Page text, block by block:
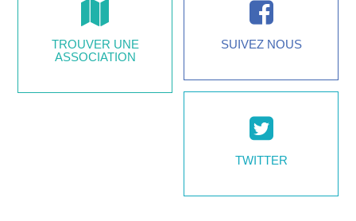
TROUVER UNE
ASSOCIATION
SUIVEZ NOUS
TWITTER